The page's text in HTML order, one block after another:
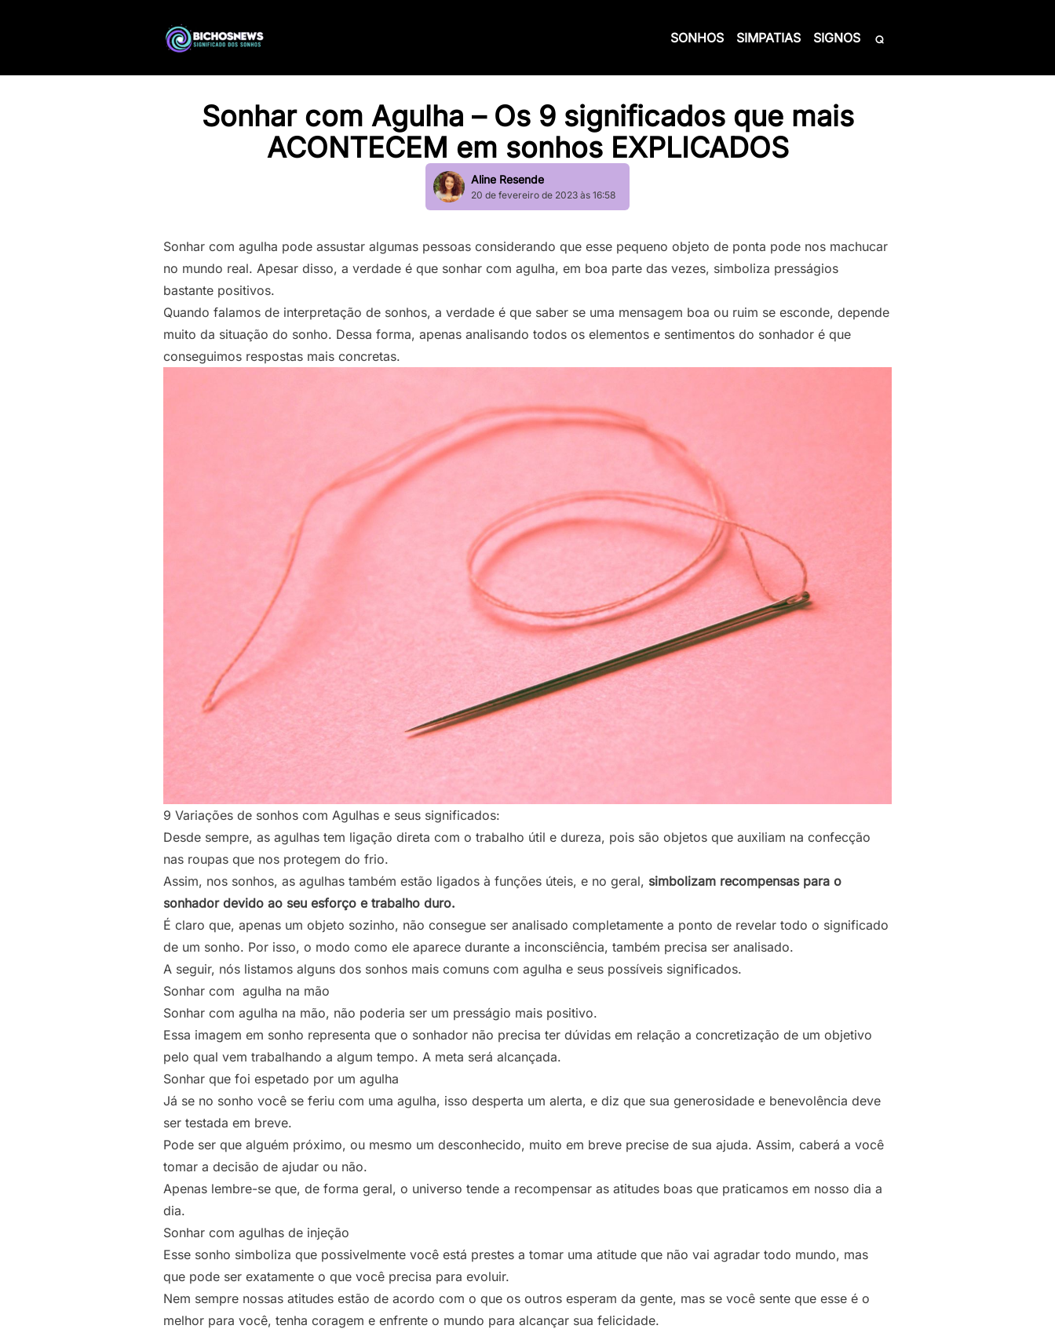
SONHOS SIMPATIAS SIGNOS
Sonhar com Agulha – Os 9 significados que mais
ACONTECEM em sonhos EXPLICADOS
Aline Resende
20 de fevereiro de 2023 às 16:58
Sonhar com agulha pode assustar algumas pessoas considerando que esse pequeno objeto de ponta pode nos machucar
no mundo real. Apesar disso, a verdade é que sonhar com agulha, em boa parte das vezes, simboliza presságios
bastante positivos.
Quando falamos de interpretação de sonhos, a verdade é que saber se uma mensagem boa ou ruim se esconde, depende
muito da situação do sonho. Dessa forma, apenas analisando todos os elementos e sentimentos do sonhador é que
conseguimos respostas mais concretas.
9 Variações de sonhos com Agulhas e seus significados:
Desde sempre, as agulhas tem ligação direta com o trabalho útil e dureza, pois são objetos que auxiliam na confecção
nas roupas que nos protegem do frio.
Assim, nos sonhos, as agulhas também estão ligados à funções úteis, e no geral, simbolizam recompensas para o
sonhador devido ao seu esforço e trabalho duro.
É claro que, apenas um objeto sozinho, não consegue ser analisado completamente a ponto de revelar todo o significado
de um sonho. Por isso, o modo como ele aparece durante a inconsciência, também precisa ser analisado.
A seguir, nós listamos alguns dos sonhos mais comuns com agulha e seus possíveis significados.
Sonhar com agulha na mão
Sonhar com agulha na mão, não poderia ser um presságio mais positivo.
Essa imagem em sonho representa que o sonhador não precisa ter dúvidas em relação a concretização de um objetivo
pelo qual vem trabalhando a algum tempo. A meta será alcançada.
Sonhar que foi espetado por um agulha
Já se no sonho você se feriu com uma agulha, isso desperta um alerta, e diz que sua generosidade e benevolência deve
ser testada em breve.
Pode ser que alguém próximo, ou mesmo um desconhecido, muito em breve precise de sua ajuda. Assim, caberá a você
tomar a decisão de ajudar ou não.
Apenas lembre-se que, de forma geral, o universo tende a recompensar as atitudes boas que praticamos em nosso dia a
dia.
Sonhar com agulhas de injeção
Esse sonho simboliza que possivelmente você está prestes a tomar uma atitude que não vai agradar todo mundo, mas
que pode ser exatamente o que você precisa para evoluir.
Nem sempre nossas atitudes estão de acordo com o que os outros esperam da gente, mas se você sente que esse é o
melhor para você, tenha coragem e enfrente o mundo para alcançar sua felicidade.